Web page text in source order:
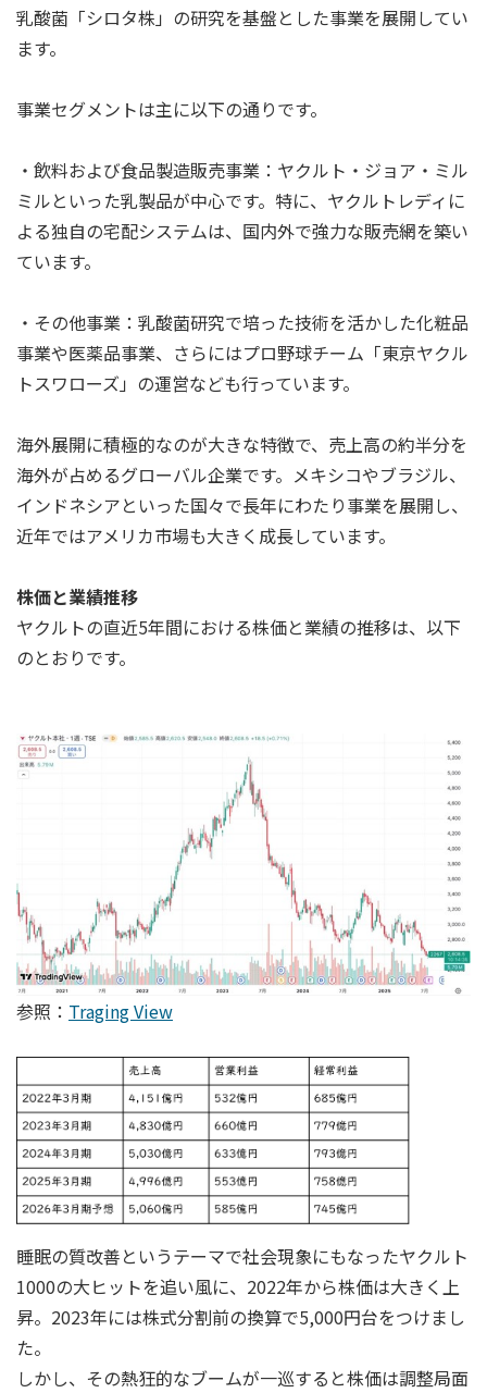
乳酸菌「シロタ株」の研究を基盤とした事業を展開してい
ます。
事業セグメントは主に以下の通りです。
・飲料および食品製造販売事業：ヤクルト・ジョア・ミル
ミルといった乳製品が中心です。特に、ヤクルトレディに
よる独自の宅配システムは、国内外で強力な販売網を築い
ています。
・その他事業：乳酸菌研究で培った技術を活かした化粧品
事業や医薬品事業、さらにはプロ野球チーム「東京ヤクル
トスワローズ」の運営なども行っています。
海外展開に積極的なのが大きな特徴で、売上高の約半分を
海外が占めるグローバル企業です。メキシコやブラジル、
インドネシアといった国々で長年にわたり事業を展開し、
近年ではアメリカ市場も大きく成長しています。
株価と業績推移
ヤクルトの直近5年間における株価と業績の推移は、以下
のとおりです。
参照： Traging View
睡眠の質改善というテーマで社会現象にもなったヤクルト
1000の大ヒットを追い風に、2022年から株価は大きく上
昇。2023年には株式分割前の換算で5,000円台をつけまし
た。
しかし、その熱狂的なブームが一巡すると株価は調整局面